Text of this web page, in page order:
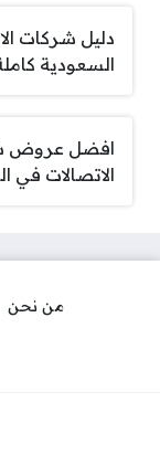
دليل شركات
السعودية كاملة
افضل عروض
الاتصالات في
من نحن